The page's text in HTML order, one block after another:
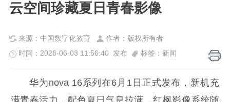
云空间珍藏夏日青春影像
来源：中国数字化教育
作者：版权所有者
时间：2026-06-03 11:56:40 发布
标签：新闻
华为nova 16系列在6月1日正式发布，新机充
满青春活力，配色夏日气息拉满，红枫影像系统随